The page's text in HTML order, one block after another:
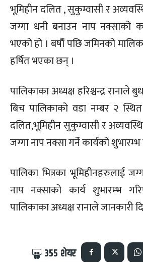
भूमिहीन दलित , सुकुम्वासी र
जग्गा धनी बनाउन नाप नक्साको
भएको हो । बर्षाैं पछि जमिनको
हर्षित भएका छन् ।
पालिकाका अध्यक्ष हरिश्चन्द्र रानाले
बिच पालिकाको वडा नम्बर २
दलित,भूमिहीन सुकुम्वासी र
जग्गा नाप नक्सा गर्ने कार्यको
पालिका भित्रका भूमिहीनहरुलाई
नाप नक्साको कार्य शुभारम्भ
पालिकाका अध्यक्ष रानाले जानकारी
355 शेयर